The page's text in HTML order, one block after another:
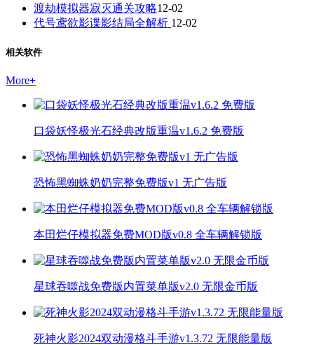
渡劫模拟器寂灭通关攻略12-02
代号鸢欲影谍影结局全解析 12-02
相关软件
More+
口袋妖怪极光石经典改版重温v1.6.2 免费版
恐怖黑蜘蛛奶奶完整免费版v1 无广告版
本田烂仔模拟器免费MOD版v0.8 全车辆解锁版
星球吞噬战免费版内置菜单版v2.0 无限金币版
死神火影2024双动漫格斗手游v1.3.72 无限能量版